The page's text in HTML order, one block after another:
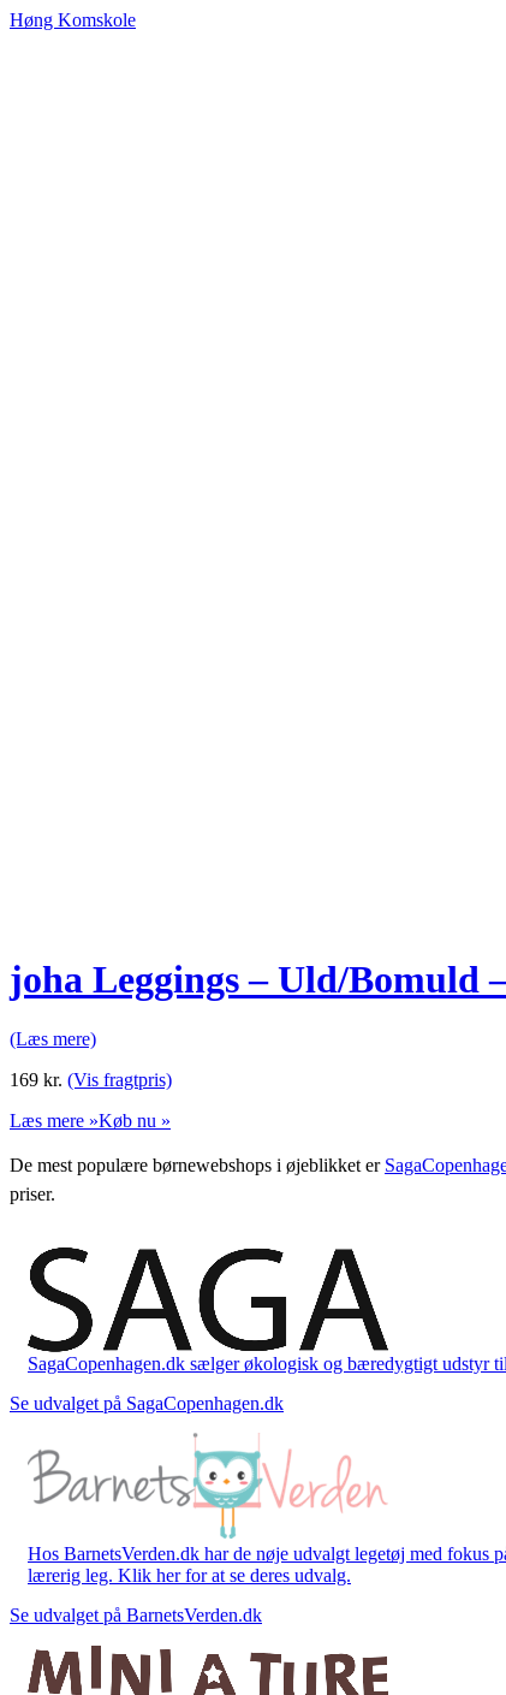
Høng Komskole
joha Leggings – Uld/Bomuld
(Læs mere)
169 kr. (Vis fragtpris)
Læs mere »Køb nu »
De mest populære børnewebshops i øjeblikket er
priser.
SagaCopenhagen.dk sælger økologisk og bæredygtigt udstyr
Se udvalget på SagaCopenhagen.dk
Hos BarnetsVerden.dk har de nøje udvalgt legetøj med
lærerig leg. Klik her for at se deres udvalg.
Se udvalget på BarnetsVerden.dk